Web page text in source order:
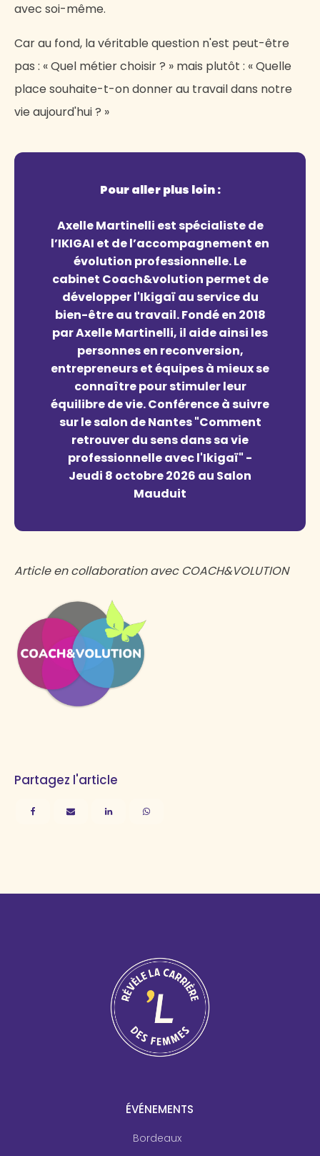
avec soi-même.
Car au fond, la véritable question n'est peut-être
pas : « Quel métier choisir ? » mais plutôt : « Quelle
place souhaite-t-on donner au travail dans notre
vie aujourd'hui ? »
Pour aller plus loin :
Axelle Martinelli est spécialiste de
l’IKIGAI et de l’accompagnement en
évolution professionnelle. Le
cabinet Coach&volution permet de
développer l'Ikigaï au service du
bien-être au travail. Fondé en 2018
par Axelle Martinelli, il aide ainsi les
personnes en reconversion,
entrepreneurs et équipes à mieux se
connaître pour stimuler leur
équilibre de vie. Conférence à suivre
sur le salon de Nantes "Comment
retrouver du sens dans sa vie
professionnelle avec l'Ikigaï" -
Jeudi 8 octobre 2026 au Salon
Mauduit
Article en collaboration avec COACH&VOLUTION
Partagez l'article
ÉVÉNEMENTS
Bordeaux